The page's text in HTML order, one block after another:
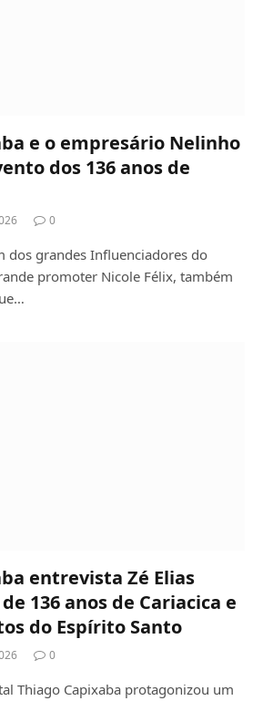
e o empresário Nelinho
dos 136 anos de
0
dos grandes Influenciadores do
promoter Nicole Félix, também
entrevista Zé Elias
136 anos de Cariacica e
do Espírito Santo
0
Thiago Capixaba protagonizou um